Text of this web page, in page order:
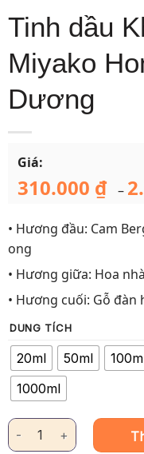
Tinh dầu
Miyako
Dương
Giá:
310.000 ₫ –
• Hương đầu: Cam
ong
• Hương giữa: Hoa
• Hương cuối: Gỗ đàn
DUNG TÍCH
20ml 50ml
1000ml
Tinh dầu Khuếch Tán